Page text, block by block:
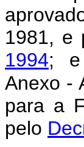
1981, e
1994; e
Anexo -
para a
pelo